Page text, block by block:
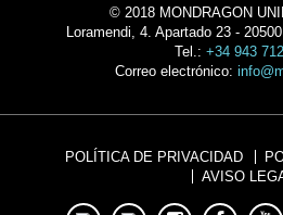
© 2018 MONDRAGON
Loramendi, 4. Apartado 23 -
Tel.: +34 943
Correo electrónico:
POLÍTICA DE PRIVACIDAD
AVISO